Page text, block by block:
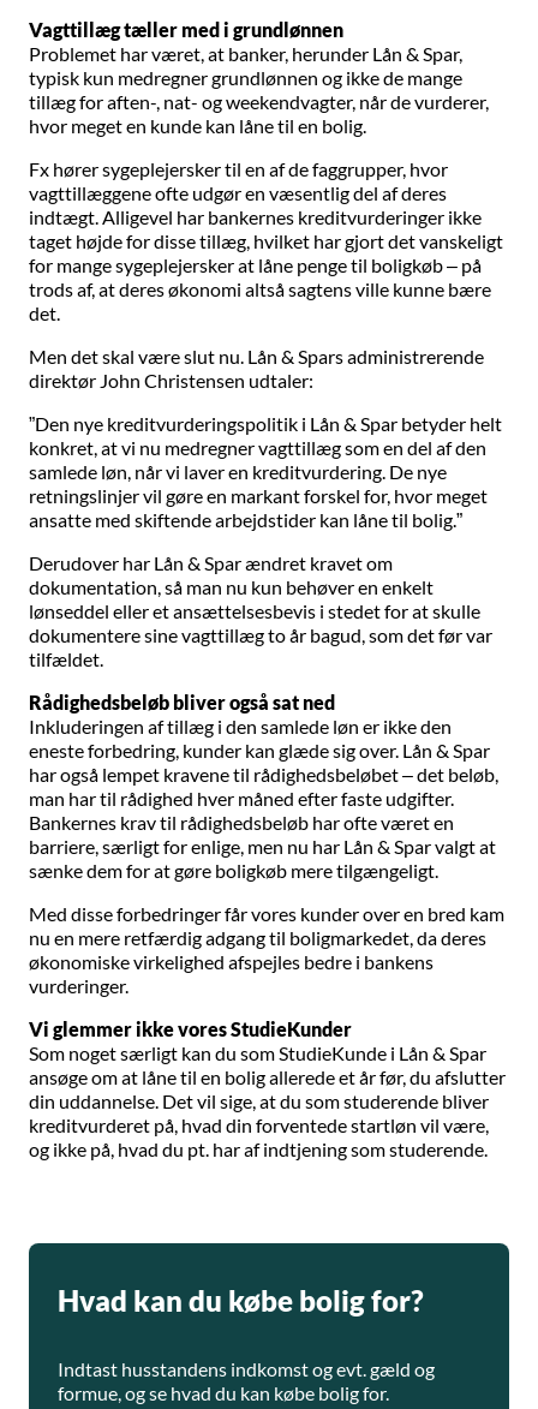
Vagttillæg tæller med i grundlønnen
Problemet har været, at banker, herunder Lån & Spar,
typisk kun medregner grundlønnen og ikke de mange
tillæg for aften-, nat- og weekendvagter, når de vurderer,
hvor meget en kunde kan låne til en bolig.
Fx hører sygeplejersker til en af de faggrupper, hvor
vagttillæggene ofte udgør en væsentlig del af deres
indtægt. Alligevel har bankernes kreditvurderinger ikke
taget højde for disse tillæg, hvilket har gjort det vanskeligt
for mange sygeplejersker at låne penge til boligkøb – på
trods af, at deres økonomi altså sagtens ville kunne bære
det.
Men det skal være slut nu. Lån & Spars administrerende
direktør John Christensen udtaler:
”Den nye kreditvurderingspolitik i Lån & Spar betyder helt
konkret, at vi nu medregner vagttillæg som en del af den
samlede løn, når vi laver en kreditvurdering. De nye
retningslinjer vil gøre en markant forskel for, hvor meget
ansatte med skiftende arbejdstider kan låne til bolig.”
Derudover har Lån & Spar ændret kravet om
dokumentation, så man nu kun behøver en enkelt
lønseddel eller et ansættelsesbevis i stedet for at skulle
dokumentere sine vagttillæg to år bagud, som det før var
tilfældet.
Rådighedsbeløb bliver også sat ned
Inkluderingen af tillæg i den samlede løn er ikke den
eneste forbedring, kunder kan glæde sig over. Lån & Spar
har også lempet kravene til rådighedsbeløbet – det beløb,
man har til rådighed hver måned efter faste udgifter.
Bankernes krav til rådighedsbeløb har ofte været en
barriere, særligt for enlige, men nu har Lån & Spar valgt at
sænke dem for at gøre boligkøb mere tilgængeligt.
Med disse forbedringer får vores kunder over en bred kam
nu en mere retfærdig adgang til boligmarkedet, da deres
økonomiske virkelighed afspejles bedre i bankens
vurderinger.
Vi glemmer ikke vores StudieKunder
Som noget særligt kan du som StudieKunde i Lån & Spar
ansøge om at låne til en bolig allerede et år før, du afslutter
din uddannelse. Det vil sige, at du som studerende bliver
kreditvurderet på, hvad din forventede startløn vil være,
og ikke på, hvad du pt. har af indtjening som studerende.
Hvad kan du købe bolig for?
Indtast husstandens indkomst og evt. gæld og
formue, og se hvad du kan købe bolig for.